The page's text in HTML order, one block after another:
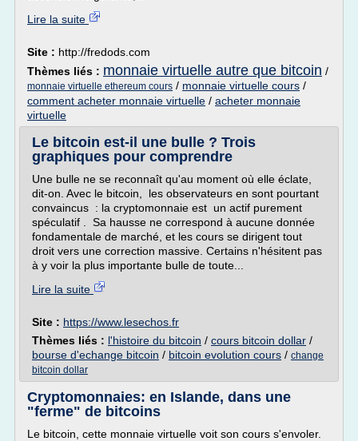
Lire la suite
Site : http://fredods.com
Thèmes liés : monnaie virtuelle autre que bitcoin /
monnaie virtuelle ethereum cours / monnaie virtuelle cours /
comment acheter monnaie virtuelle / acheter monnaie
virtuelle
Le bitcoin est-il une bulle ? Trois
graphiques pour comprendre
Une bulle ne se reconnaît qu'au moment où elle éclate,
dit-on. Avec le bitcoin, les observateurs en sont pourtant
convaincus : la cryptomonnaie est un actif purement
spéculatif . Sa hausse ne correspond à aucune donnée
fondamentale de marché, et les cours se dirigent tout
droit vers une correction massive. Certains n'hésitent pas
à y voir la plus importante bulle de toute...
Lire la suite
Site : https://www.lesechos.fr
Thèmes liés : l'histoire du bitcoin / cours bitcoin dollar /
bourse d'echange bitcoin / bitcoin evolution cours / change
bitcoin dollar
Cryptomonnaies: en Islande, dans une
"ferme" de bitcoins
Le bitcoin, cette monnaie virtuelle voit son cours s'envoler.